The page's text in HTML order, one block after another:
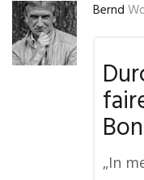
Bernd
„In